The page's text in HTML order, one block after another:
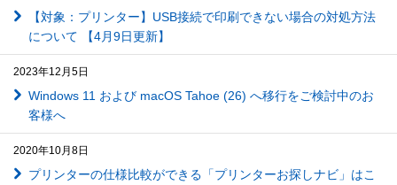
【対象：プリンター】USB接続で印刷できない場合の対処方法
について 【4月9日更新】
2023年12月5日
Windows 11 および macOS Tahoe (26) へ移行をご検討中のお
客様へ
2020年10月8日
プリンターの仕様比較ができる「プリンターお探しナビ」はこ